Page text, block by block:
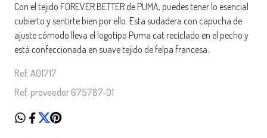
Con el tejido FOREVER BETTER de PUMA, puedes tener lo esencial
cubierto y sentirte bien por ello. Esta sudadera con capucha de
ajuste cómodo lleva el logotipo Puma cat reciclado en el pecho y
está confeccionada en suave tejido de felpa francesa.
Ref. A01717
Ref. proveedor 675787-01